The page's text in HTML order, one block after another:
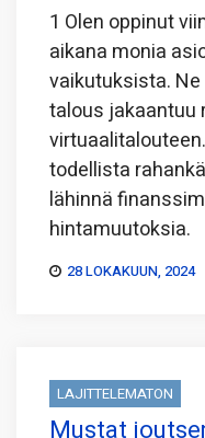
1 Olen oppinut
aikana monia
vaikutuksista.
talous jakaantuu
todellista
lähinnä
hintamuutoksia.
28 LOKAKUUN, 2024
LAJITTELEMATON
Mustat